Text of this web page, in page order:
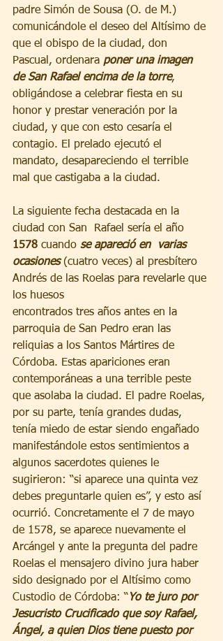
padre Simón de Sousa (O. de M.)
comunicándole el deseo del Altísimo de
que el obispo de la ciudad, don
Pascual, ordenara poner una imagen
de San Rafael encima de la torre,
obligándose a celebrar fiesta en su
honor y prestar veneración por la
ciudad, y que con esto cesaría el
contagio. El prelado ejecutó el
mandato, desapareciendo el terrible
mal que castigaba a la ciudad.
La siguiente fecha destacada en la
ciudad con San  Rafael sería el año
1578 cuando se apareció en  varias
ocasiones (cuatro veces) al presbítero
Andrés de las Roelas para revelarle que
los huesos
encontrados tres años antes en la
parroquia de San Pedro eran las
reliquias a los Santos Mártires de
Córdoba. Estas apariciones eran
contemporáneas a una terrible peste
que asolaba la ciudad. El padre Roelas,
por su parte, tenía grandes dudas,
tenía miedo de estar siendo engañado
manifestándole estos sentimientos a
algunos sacerdotes quienes le
sugirieron: “si aparece una quinta vez
debes preguntarle quien es”, y esto así
ocurrió. Concretamente el 7 de mayo
de 1578, se aparece nuevamente el
Arcángel y ante la pregunta del padre
Roelas el mensajero divino jura haber
sido designado por el Altísimo como
Custodio de Córdoba: “Yo te juro por
Jesucristo Crucificado que soy Rafael,
Ángel, a quien Dios tiene puesto por